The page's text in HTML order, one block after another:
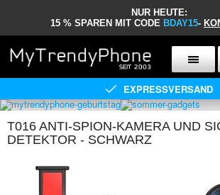
NUR HEUTE:
15 % SPAREN MIT CODE BDAY15-
EXPRESSVERSAND
T016 ANTI-SPION-KAMERA UND
DETEKTOR - SCHWARZ